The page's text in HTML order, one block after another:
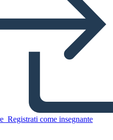
Registrati come insegnante
דיאגרמה